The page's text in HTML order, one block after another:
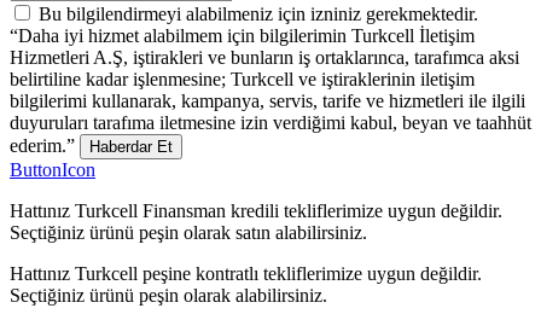
Bu bilgilendirmeyi alabilmeniz için izniniz gerekmektedir.
“Daha iyi hizmet alabilmem için bilgilerimin Turkcell İletişim
Hizmetleri A.Ş, iştirakleri ve bunların iş ortaklarınca, tarafımca aksi
belirtiline kadar işlenmesine; Turkcell ve iştiraklerinin iletişim
bilgilerimi kullanarak, kampanya, servis, tarife ve hizmetleri ile ilgili
duyuruları tarafıma iletmesine izin verdiğimi kabul, beyan ve taahhüt
ederim.”
Haberdar Et
ButtonIcon
Hattınız Turkcell Finansman kredili tekliflerimize uygun değildir.
Seçtiğiniz ürünü peşin olarak satın alabilirsiniz.
Hattınız Turkcell peşine kontratlı tekliflerimize uygun değildir.
Seçtiğiniz ürünü peşin olarak alabilirsiniz.